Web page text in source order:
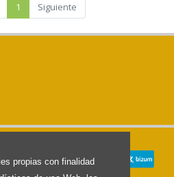
propias con finalidad
1 Siguiente